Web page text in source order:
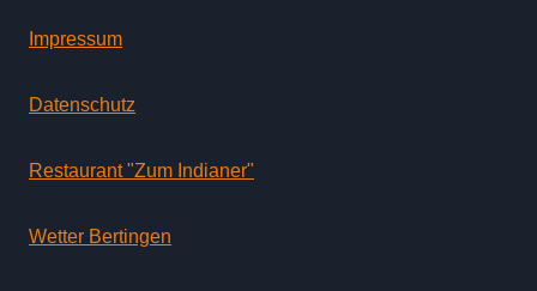
Impressum
Datenschutz
Restaurant "Zum Indianer"
Wetter Bertingen